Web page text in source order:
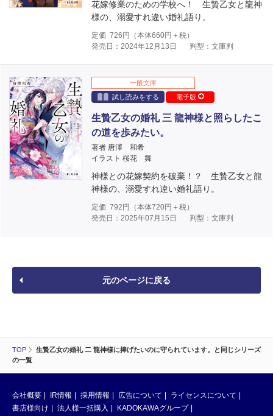
TOP
生贄乙女の婚礼 二 龍神様に捧げたいのに守られています。と同じシリーズ
の一覧
花嫁修業のための学校へ！ 生贄乙女と龍神
様の、溺愛すれ違い婚礼語り。
定価 726 円（本体660円＋税）
発売日：2024年12月13日
判型：文庫判
一般文庫
試し読みをする
電子版
生贄乙女の婚礼 三 龍神様と照らしたこ
の道を歩みたい。
著者 唐澤 和希
イラスト 桜花 舞
神様との花嫁契約を破棄！？ 生贄乙女と龍
神様の、溺愛すれ違い婚礼語り。
定価 792 円（本体720円＋税）
発売日：2025年07月15日
判型：文庫判
元のページに戻る
会社概要 IR情報 採用情報 広告について
ライセンスについて
書店様向け
法人様一括購入 KADOKAWAグループ